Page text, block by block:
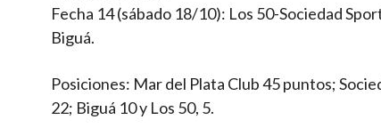
Fecha 14 (sábado 18/10): Los 50-Sociedad
Biguá.
Posiciones: Mar del Plata Club 45 puntos;
22; Biguá 10 y Los 50, 5.